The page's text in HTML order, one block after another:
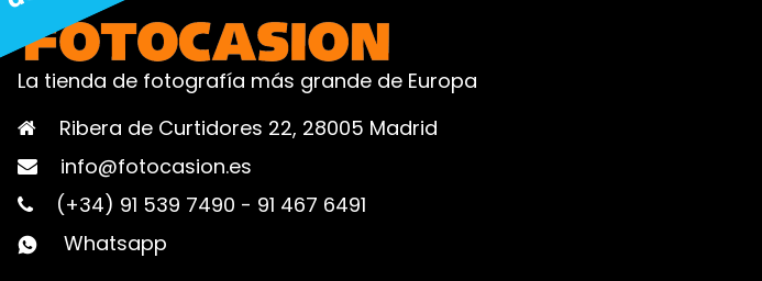
La tienda de fotografía más grande de Europa
Ribera de Curtidores 22, 28005 Madrid
info@fotocasion.es
(+34) 91 539 7490 - 91 467 6491
Whatsapp